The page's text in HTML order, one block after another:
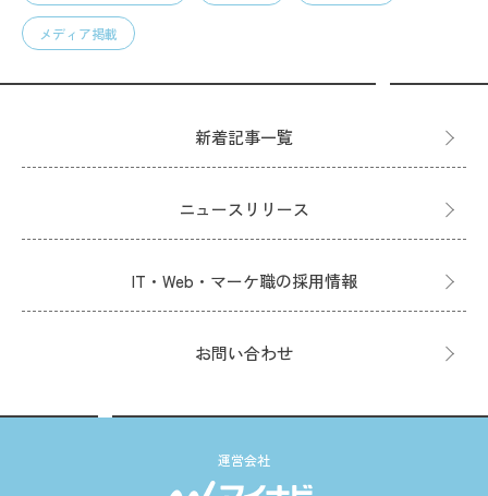
メディア掲載
新着記事一覧
ニュースリリース
IT・Web・マーケ職の採用情報
お問い合わせ
運営会社